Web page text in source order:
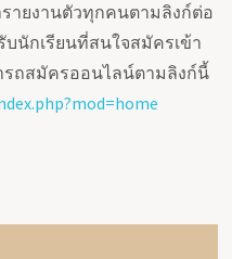
ายงานตัวทุกคนตามลิงก์ต่อ
บนักเรียนที่สนใจสมัครเข้า
รถสมัครออนไลน์ตามลิงก์นี้